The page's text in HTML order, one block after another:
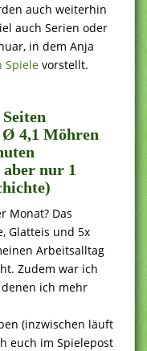
auch weiterhin
auch Serien oder
in dem Anja
Spiele vorstellt.
Ø 4,1 Möhren
nur 1
Monat? Das
Glatteis und 5x
Arbeitsalltag
Zudem war ich
ich mehr
(inzwischen läuft
euch im Spielepost